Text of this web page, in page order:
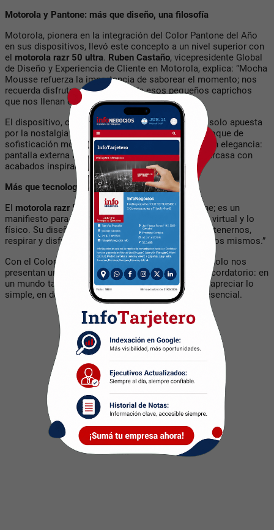
Motorola y Pantone: más que diseño, una filosofía
Motorola, pionera en la integración del Color Pantone del Año
en sus dispositivos, llevó este concepto a un nivel superior con
el motorola razr 50 ultra. Ruben Castaño, vicepresidente Global
de Diseño y Experiencia de Cliente en Motorola, explica: “Mocha
Mousse refuerza la importancia de saborear el momento; nos
recuerda disfrutar de lo simple, de esos pequeños caprichos
que nos llenan el alma.”
El dispositivo, con su icónico diseño plegable, no solo apuesta
por la nostalgia tecnológica, sino también por un toque de
sofisticación moderna. Es funcionalidad envuelta en elegancia:
pantalla externa amplia, cámara Flex View y una carcasa con
acabados inspirados en los granos de café.
Más que tecnología: una invitación al equilibrio
El motorola razr 50
ultra no es solo un smartphone; es un
manifiesto para quienes buscan equilibrio entre lo virtual y lo
físico. Su diseño en Mocha Mousse nos invita a detenernos,
respirar y disfrutar de esos “momentos para nosotros mismos.”
Con el Color del Año 2025,Motorola yPantone
no solo nos
presentan una nueva tendencia estética, sino un recordatorio: en
un mundo tan acelerado, el verdadero lujo está en apreciar lo
simple, en darnos tiempo para reconectar con lo esencial.